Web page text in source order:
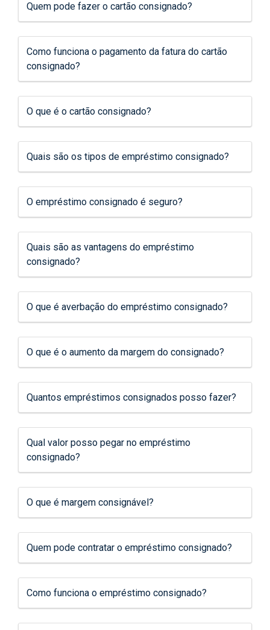
Quem pode fazer o cartão consignado?
Como funciona o pagamento da fatura do cartão
consignado?
O que é o cartão consignado?
Quais são os tipos de empréstimo consignado?
O empréstimo consignado é seguro?
Quais são as vantagens do empréstimo
consignado?
O que é averbação do empréstimo consignado?
O que é o aumento da margem do consignado?
Quantos empréstimos consignados posso fazer?
Qual valor posso pegar no empréstimo
consignado?
O que é margem consignável?
Quem pode contratar o empréstimo consignado?
Como funciona o empréstimo consignado?